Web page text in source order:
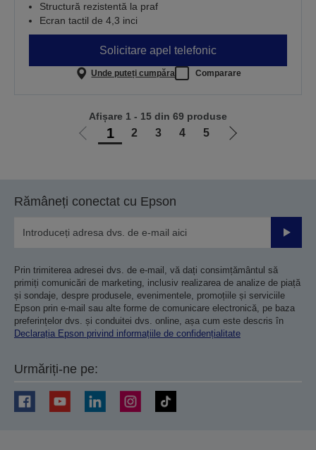
Structură rezistentă la praf
Ecran tactil de 4,3 inci
Solicitare apel telefonic
Unde puteți cumpăra Comparare
Mergi
1 2 3 4 5
Mergi
Afișare 1 - 15 din 69 produse
Rămâneți conectat cu Epson
Prin trimiterea adresei dvs. de e-mail, vă dați consimțământul să
primiți comunicări de marketing, inclusiv realizarea de analize de piață
și sondaje, despre produsele, evenimentele, promoțiile și serviciile
Epson prin e-mail sau alte forme de comunicare electronică, pe baza
preferințelor dvs. și conduitei dvs. online, așa cum este descris în
Declarația Epson privind informațiile de confidențialitate
Urmăriți-ne pe: